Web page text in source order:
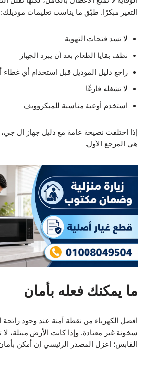
التغير مبكرًا. طبّق ما يناسب تعليمات موديلك:
لا تسد فتحات التهوية
نظف بقايا الطعام بعد أن يبرد الجهاز
راجع دليل الموديل قبل استخدام أي غطاء
لا تشغله فارغًا
استخدم أوعية مناسبة للميكروويف
إذا اختلفت نصيحة عامة مع دليل جهاز ال جي،
هي المرجع الأول.
ما يمكنك فعله بأمان
افصل الكهرباء من نقطة آمنة عند وجود رائحة
سخونة غير معتادة. وإذا كانت الأرض مبتلة،
القابس؛ اعزل المصدر الرئيسي إن أمكن